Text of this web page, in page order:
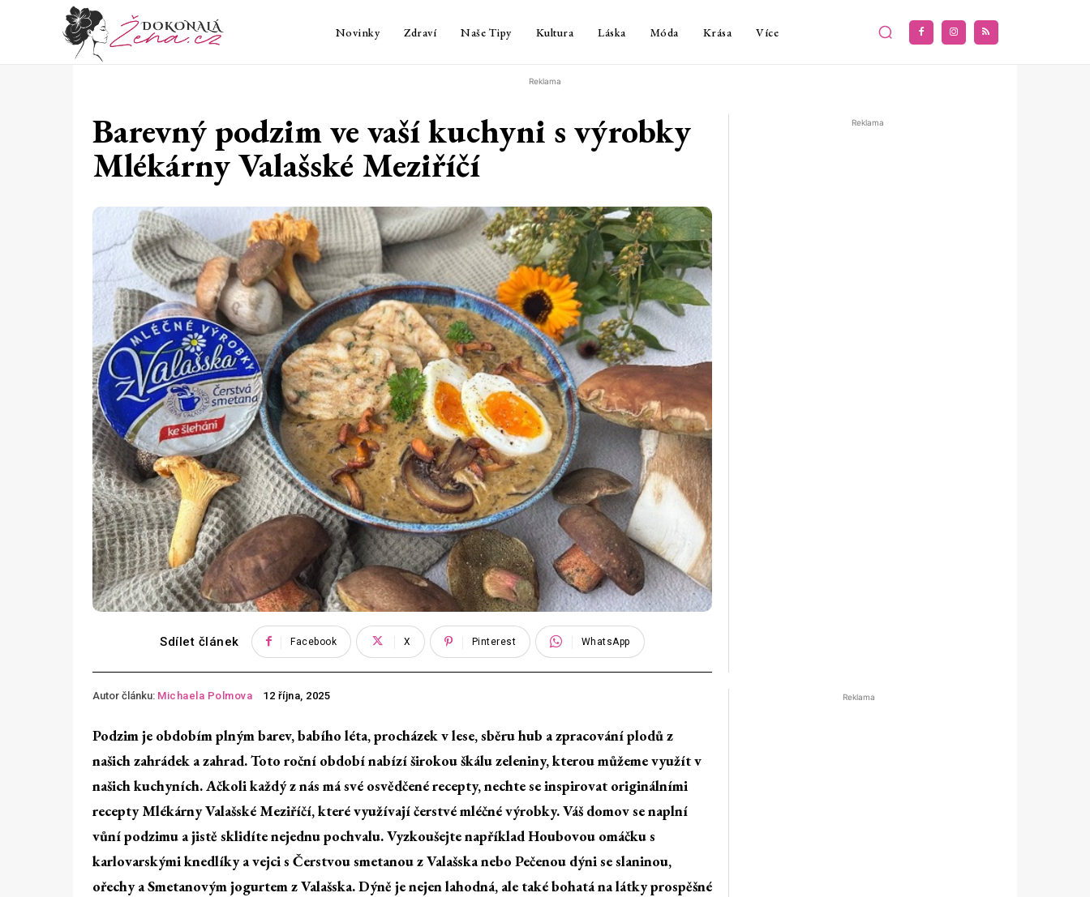
Novinky Zdraví Naše Tipy Kultura Láska Móda Krása Více
Reklama
Barevný podzim ve vaší kuchyni s výrobky
Mlékárny Valašské Meziříčí
Sdílet článek Facebook X Pinterest WhatsApp
Reklama
Autor článku: Michaela Polmova 12 října, 2025
Podzim je obdobím plným barev, babího léta, procházek v lese, sběru hub a zpracování plodů z
našich zahrádek a zahrad. Toto roční období nabízí širokou škálu zeleniny, kterou můžeme využít v
našich kuchyních. Ačkoli každý z nás má své osvědčené recepty, nechte se inspirovat originálními
recepty Mlékárny Valašské Meziříčí, které využívají čerstvé mléčné výrobky. Váš domov se naplní
vůní podzimu a jistě sklidíte nejednu pochvalu. Vyzkoušejte například Houbovou omáčku s
karlovarskými knedlíky a vejci s Čerstvou smetanou z Valašska nebo Pečenou dýni se slaninou,
ořechy a Smetanovým jogurtem z Valašska. Dýně je nejen lahodná, ale také bohatá na látky prospěšné
Reklama